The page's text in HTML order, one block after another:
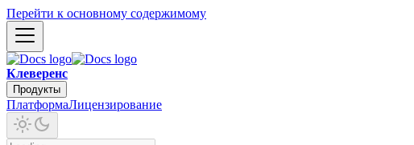
Перейти к основному содержимому
Клеверенс
Продукты
ПлатформаЛицензирование